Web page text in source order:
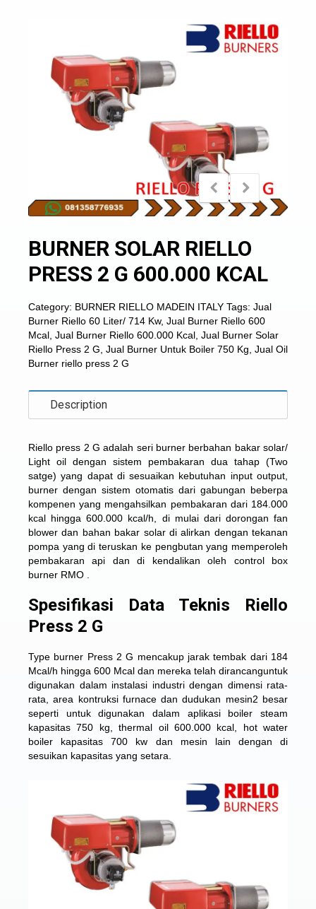
BURNER SOLAR RIELLO
PRESS 2 G 600.000 KCAL
Category: BURNER RIELLO MADEIN ITALY Tags: Jual
Burner Riello 60 Liter/ 714 Kw, Jual Burner Riello 600
Mcal Jual Burner Riello 600.000 Kcal Jual Burner Solar
Riello Press 2 G Jual Burner Untuk Boiler 750 Kg Jual Oil
Burner riello press 2 G
Description
Riello press 2 G adalah seri burner berbahan bakar solar/
Light oil dengan sistem pembakaran dua tahap (Two
satge) yang dapat di sesuaikan kebutuhan input output,
burner dengan sistem otomatis dari gabungan beberpa
kompenen yang mengahsilkan pembakaran dari 184.000
kcal hingga 600.000 kcal/h, di mulai dari dorongan fan
blower dan bahan bakar solar di alirkan dengan tekanan
pompa yang di teruskan ke pengbutan yang memperoleh
pembakaran api dan di kendalikan oleh control box
burner RMO .
Spesifikasi Data Teknis Riello
Press 2 G
Type burner Press 2 G mencakup jarak tembak dari 184
Mcal/h hingga 600 Mcal dan mereka telah dirancanguntuk
digunakan dalam instalasi industri dengan dimensi rata-
rata, area kontruksi furnace dan dudukan mesin2 besar
seperti untuk digunakan dalam aplikasi boiler steam
kapasitas 750 kg, thermal oil 600.000 kcal, hot water
boiler kapasitas 700 kw dan mesin lain dengan di
sesuikan kapasitas yang setara.